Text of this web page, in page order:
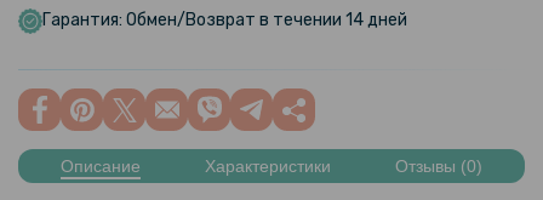
299 грн
панель, Матовая
159 грн
199 грн
Гарантия: Обмен/Возврат в течении 14 дней
Описание Характеристики Отзывы (0)